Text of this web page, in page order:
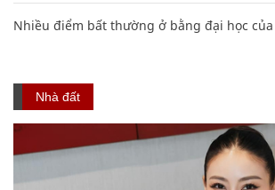
Nhiều điểm bất thường ở bằng đại học của
Nhà đất